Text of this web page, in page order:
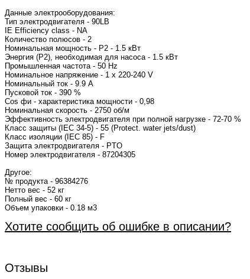
Данные электрооборудования:
Тип электродвигателя - 90LB
IE Efficiency class - NA
Количество полюсов - 2
Номинальная мощность - P2 - 1.5 кВт
Энергия (Р2), необходимая для насоса - 1.5 кВт
Промышленная частота - 50 Hz
Номинальное напряжение - 1 x 220-240 V
Номинальный ток - 9.9 A
Пусковой ток - 390 %
Cos фи - характеристика мощности - 0,98
Номинальная скорость - 2750 об/м
Эффективность электродвигателя при полной нагрузке - 72-70 %
Класс защиты (IEC 34-5) - 55 (Protect. water jets/dust)
Класс изоляции (IEC 85) - F
Защита электродвигателя - PTO
Номер электродвигателя - 87204305
Другое:
№ продукта - 96384276
Нетто вес - 52 кг
Полный вес - 60 кг
Объем упаковки - 0.18 м3
Хотите сообщить об ошибке в описании?
Отзывы